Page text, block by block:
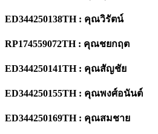
ED344250138TH : คุณวิรัตน์
RP174559072TH : คุณชยกฤต
ED344250141TH : คุณสัญชัย
ED344250155TH : คุณพงศ์อนันต์
ED344250169TH : คุณสมชาย